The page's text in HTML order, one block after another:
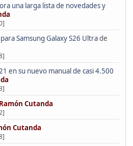
una larga lista de novedades y
Samsung Galaxy S26 Ultrade
en su nuevo manual de casi 4.500
Ramón Cutanda
Cutanda